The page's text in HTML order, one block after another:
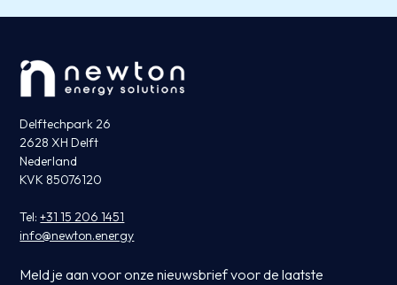
Delftechpark 26
2628 XH Delft
Nederland
KVK 85076120
Tel:+31 15 206 1451
info@newton.energy
Meld je aan voor onze nieuwsbrief voor de laatste